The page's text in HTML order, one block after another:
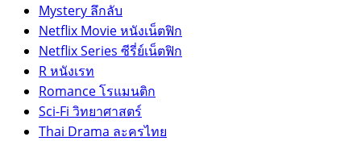
Mystery ลึกลับ
Netflix Movie หนังเน็ตฟิก
Netflix Series ซีรี่ย์เน็ตฟิก
R หนังเรท
Romance โรแมนติก
Sci-Fi วิทยาศาสตร์
Thai Drama ละครไทย